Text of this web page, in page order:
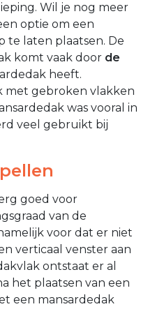
Wil je nog meer
optie om een
te laten plaatsen. De
komt vaak door de
heeft.
met gebroken vlakken
was vooral in
veel gebruikt bij
goed voor
van de
voor dat er niet
verticaal venster aan
ontstaat er al
het plaatsen van een
een mansardedak